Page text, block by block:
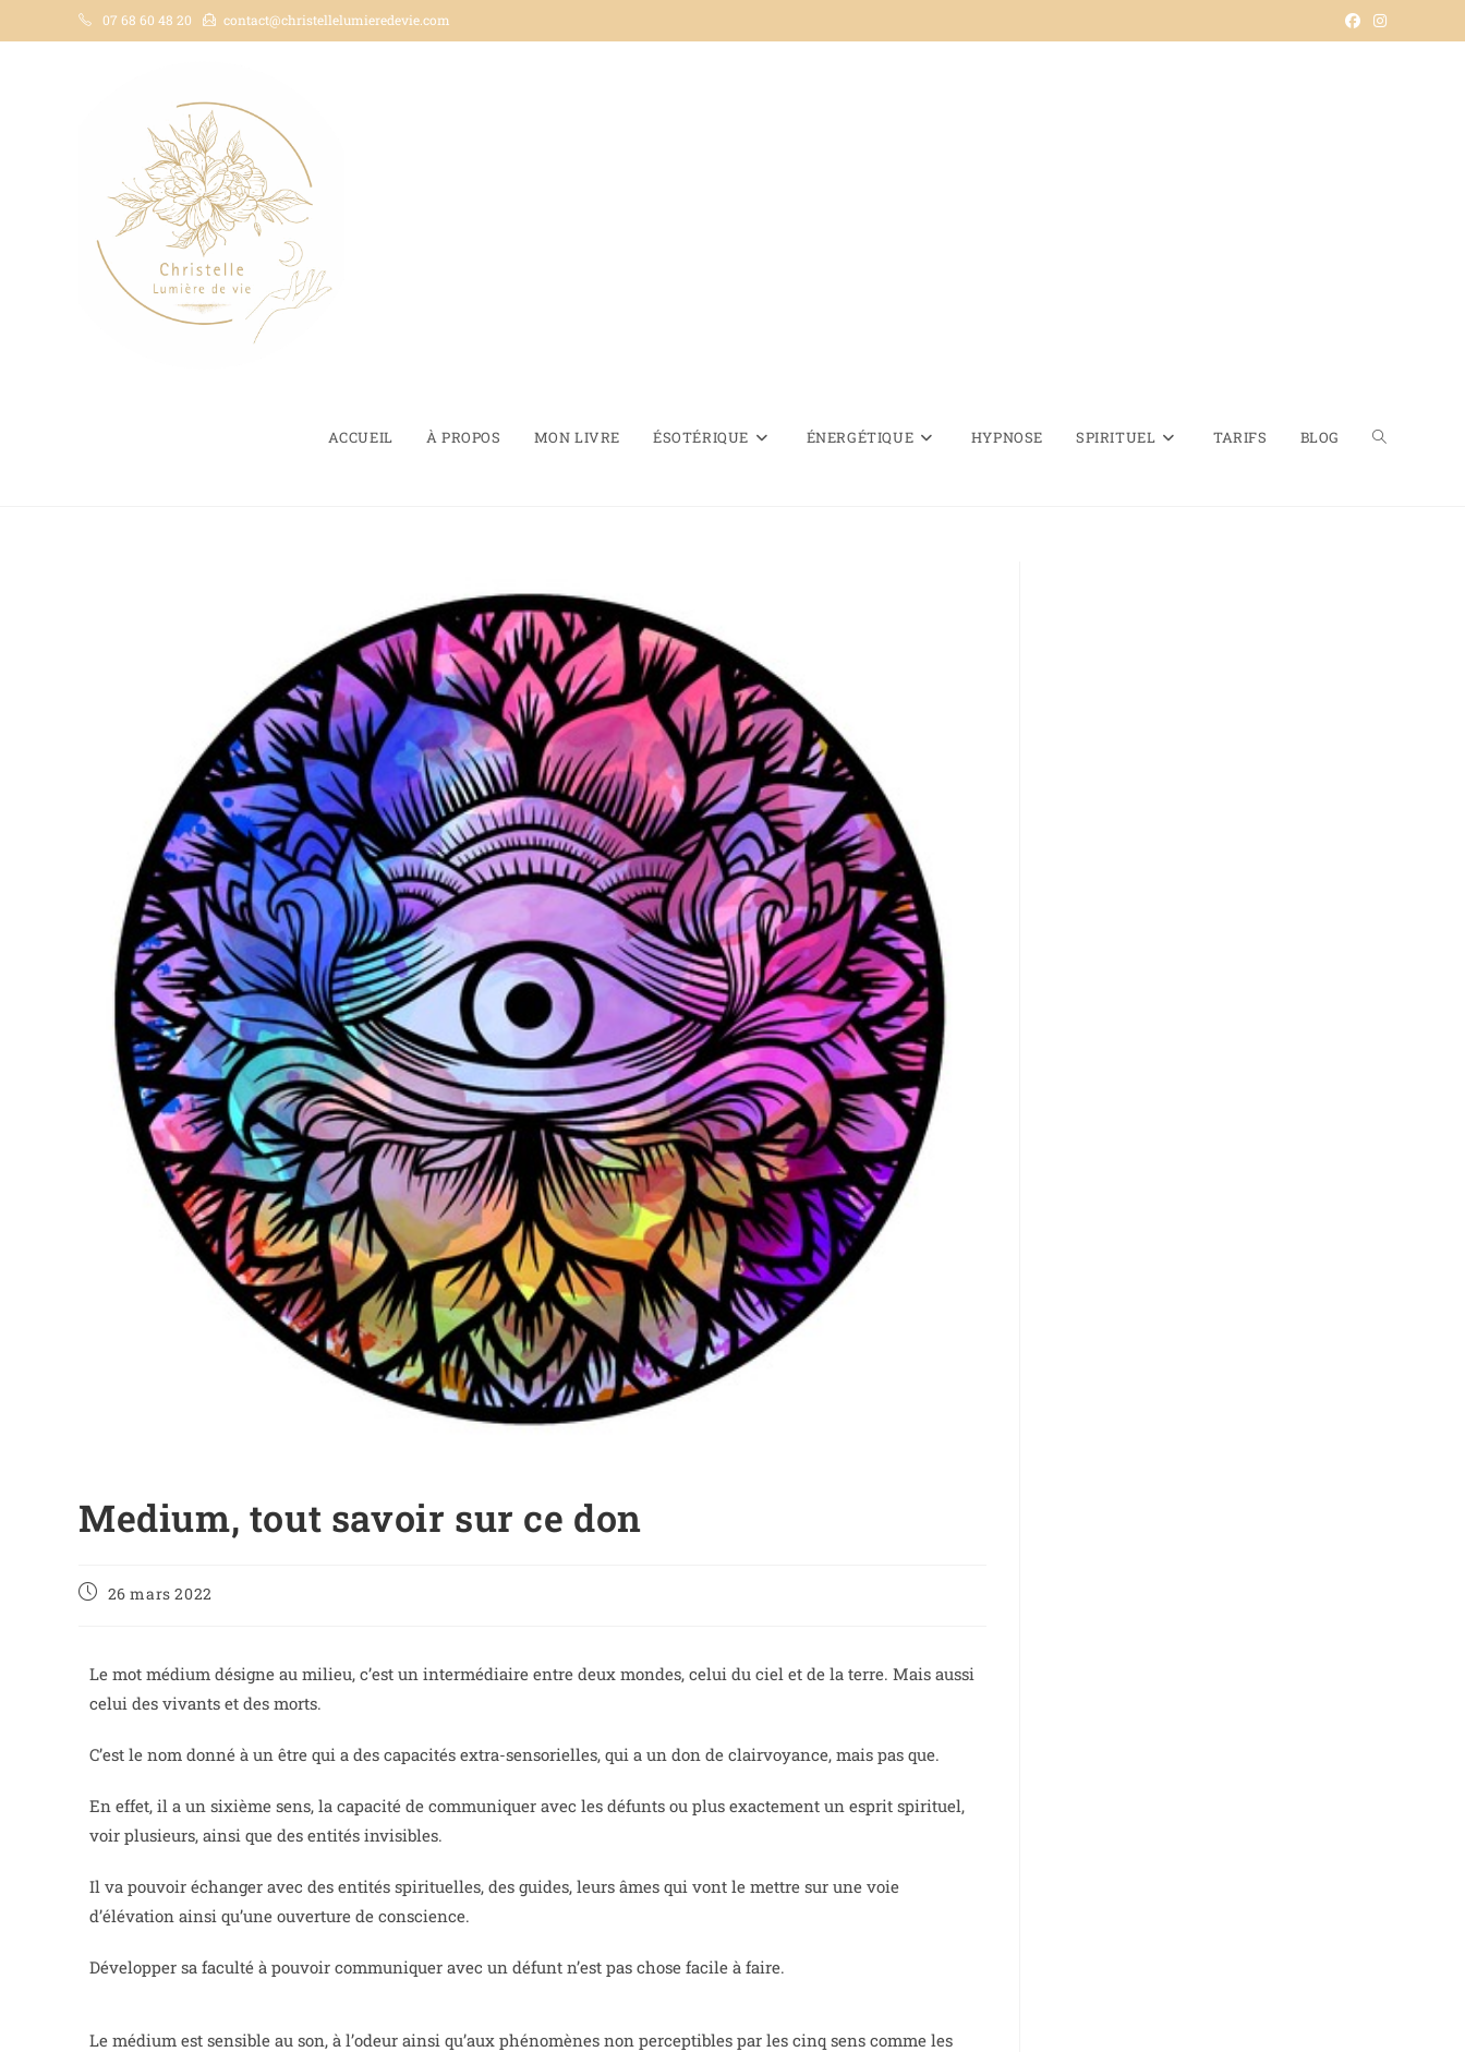
07 68 60 48 20 contact@christellelumieredevie.com
ACCUEIL À PROPOS MON LIVRE ÉSOTÉRIQUE ÉNERGÉTIQUE HYPNOSE SPIRITUEL TARIFS BLOG
Medium, tout savoir sur ce don
26 mars 2022
Le mot médium désigne au milieu, c’est un intermédiaire entre deux mondes, celui du ciel et de la terre. Mais aussi
celui des vivants et des morts.
C’est le nom donné à un être qui a des capacités extra-sensorielles, qui a un don de clairvoyance, mais pas que.
En effet, il a un sixième sens, la capacité de communiquer avec les défunts ou plus exactement un esprit spirituel,
voir plusieurs, ainsi que des entités invisibles.
Il va pouvoir échanger avec des entités spirituelles, des guides, leurs âmes qui vont le mettre sur une voie
d’élévation ainsi qu’une ouverture de conscience.
Développer sa faculté à pouvoir communiquer avec un défunt n’est pas chose facile à faire.
Le médium est sensible au son, à l’odeur ainsi qu’aux phénomènes non perceptibles par les cinq sens comme les